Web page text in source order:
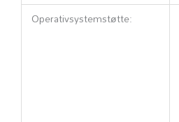
Operativsystemstøtte: